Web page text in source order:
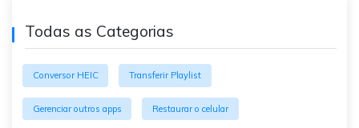
Todas as Categorias
Conversor HEIC Transferir Playlist
Gerenciar outros apps Restaurar o celular